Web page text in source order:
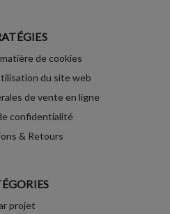
de cookies
du site web
de vente en ligne
confidentialité
& Retours
projet